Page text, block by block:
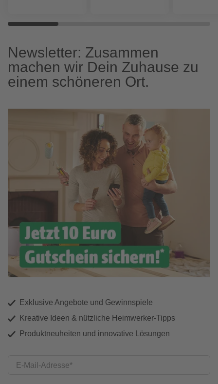
Newsletter: Zusammen
machen wir Dein Zuhause zu
einem schöneren Ort.
Exklusive Angebote und Gewinnspiele
Kreative Ideen & nützliche Heimwerker-Tipps
Produktneuheiten und innovative Lösungen
E-Mail-Adresse